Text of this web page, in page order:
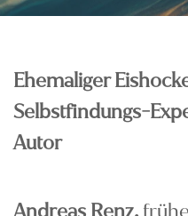
Ehemaliger
Selbstfindungs-
Autor